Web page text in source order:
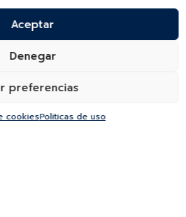
Aceptar
Denegar
preferencias
cookiesPoliticas de uso